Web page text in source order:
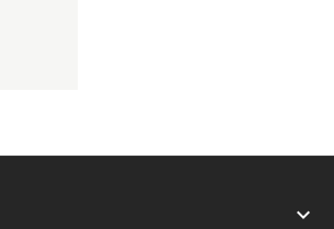
